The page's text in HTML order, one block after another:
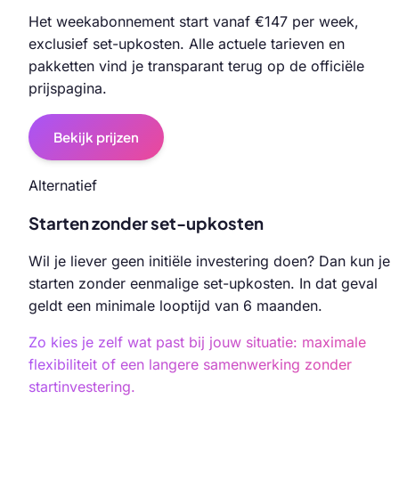
Het weekabonnement start vanaf €147 per week,
exclusief set-upkosten. Alle actuele tarieven en
pakketten vind je transparant terug op de officiële
prijspagina.
Bekijk prijzen
Alternatief
Starten zonder set-upkosten
Wil je liever geen initiële investering doen? Dan kun je
starten zonder eenmalige set-upkosten. In dat geval
geldt een minimale looptijd van 6 maanden.
Zo kies je zelf wat past bij jouw situatie: maximale
flexibiliteit of een langere samenwerking zonder
startinvestering.